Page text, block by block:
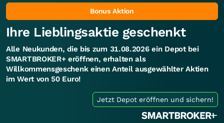
Bonus Aktion
Ihre Lieblingsaktie geschenkt
Alle Neukunden, die bis zum 31.08.2026 ein Depot bei
SMARTBROKER+ eröffnen, erhalten als
Willkommensgeschenk einen Anteil ausgewählter Aktien
im Wert von 50 Euro!
Jetzt Depot eröffnen und sichern!